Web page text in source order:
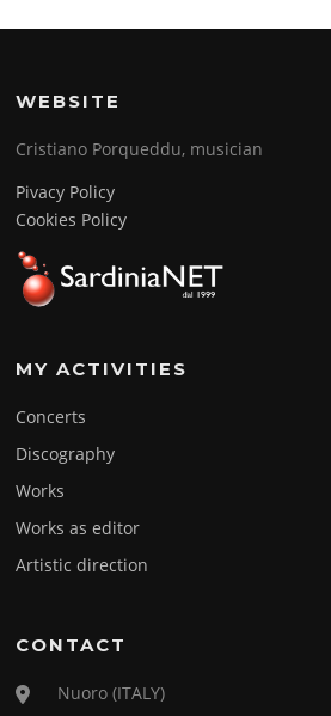
WEBSITE
Cristiano Porqueddu, musician
Pivacy Policy
Cookies Policy
MY ACTIVITIES
Concerts
Discography
Works
Works as editor
Artistic direction
CONTACT
Nuoro (ITALY)